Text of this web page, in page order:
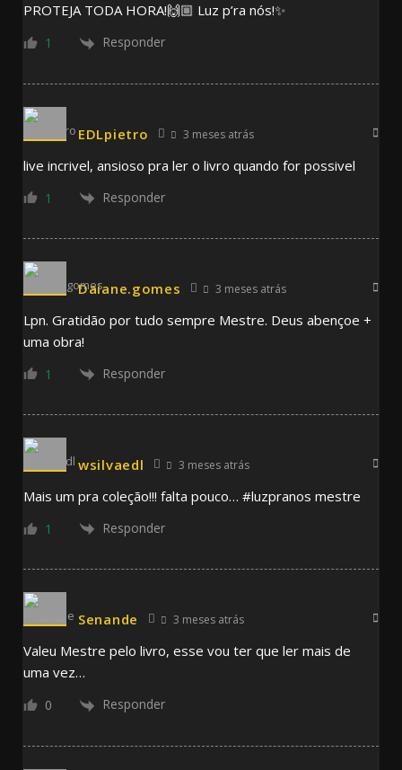
PROTEJA TODA HORA!🙌🏼 Luz p’ra nós!✨
1 Responder
EDLpietro 3 meses atrás
live incrivel, ansioso pra ler o livro quando for possivel
1 Responder
Daiane.gomes 3 meses atrás
Lpn. Gratidão por tudo sempre Mestre. Deus abençoe +
uma obra!
1 Responder
wsilvaedl 3 meses atrás
Mais um pra coleção!!! falta pouco… #luzpranos mestre
1 Responder
Senande 3 meses atrás
Valeu Mestre pelo livro, esse vou ter que ler mais de
uma vez…
0 Responder